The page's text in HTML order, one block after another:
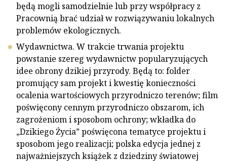
będą mogli samodzielnie lub przy współpracy z
Pracownią brać udział w rozwiązywaniu lokalnych
problemów ekologicznych.
Wydawnictwa. W trakcie trwania projektu
powstanie szereg wydawnictw popularyzujących
idee obrony dzikiej przyrody. Będą to: folder
promujący sam projekt i kwestię konieczności
ocalenia wartościowych przyrodniczo terenów; film
poświęcony cennym przyrodniczo obszarom, ich
zagrożeniom i sposobom ochrony; wkładka do
„Dzikiego Życia” poświęcona tematyce projektu i
sposobom jego realizacji; polska edycja jednej z
najważniejszych książek z dziedziny światowej